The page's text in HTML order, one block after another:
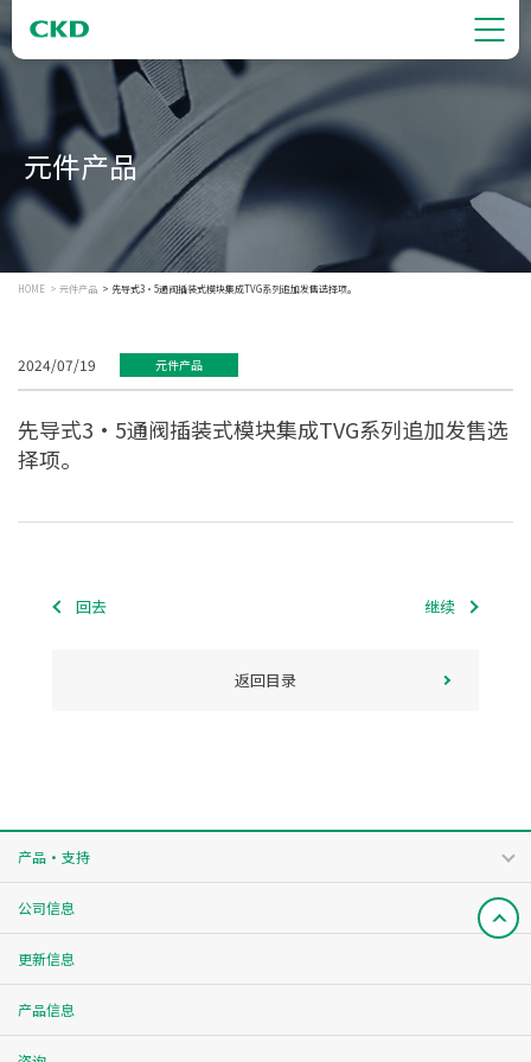
元件产品
HOME 元件产品 先导式3・5通阀插装式模块集成TVG系列追加发售选择项。
2024/07/19 元件产品
先导式3・5通阀插装式模块集成TVG系列追加发售选
择项。
回去 继续
返回目录
产品・支持
公司信息
更新信息
产品信息